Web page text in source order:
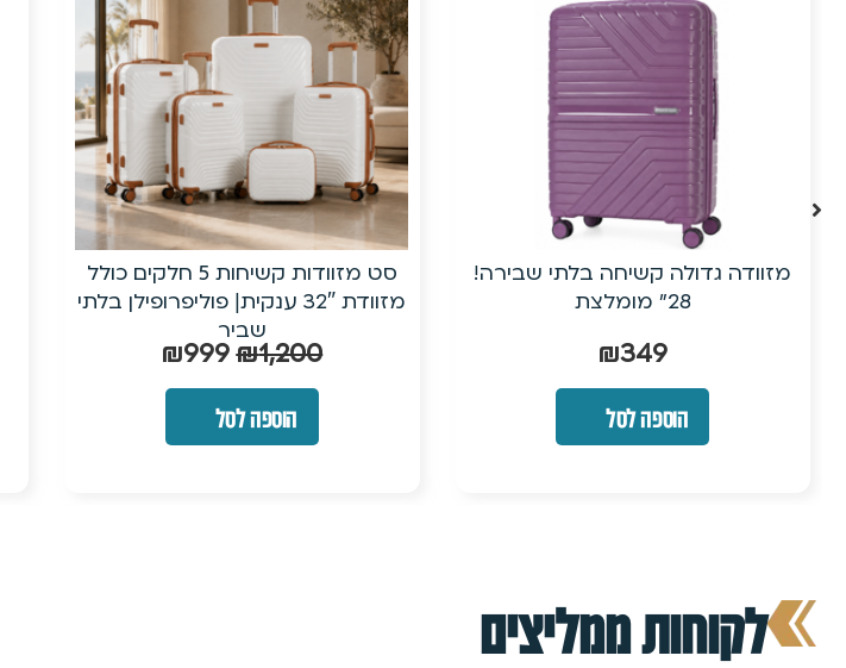
סט מזוודות קשיחות 5 חלקים כולל
מזוודת 32″ ענקית| פוליפרופילן בלתי
₪1,200
999
הוספה לסל
מזוודת 28 אינץ’ TITANIUMצבע
שמנת דגם מומלץ!
₪399
₪349
הוספה לסל
לקוחות ממליצים